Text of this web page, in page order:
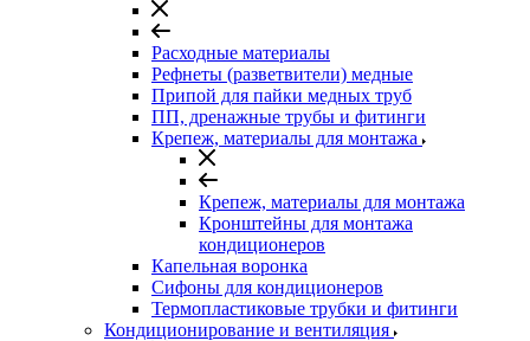
Расходные материалы
Рефнеты (разветвители) медные
Припой для пайки медных труб
ПП, дренажные трубы и фитинги
Крепеж, материалы для монтажа
Крепеж, материалы для монтажа
Кронштейны для монтажа
кондиционеров
Капельная воронка
Сифоны для кондиционеров
Термопластиковые трубки и фитинги
Кондиционирование и вентиляция